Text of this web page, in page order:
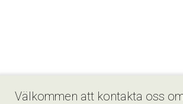
Välkommen att kontakta oss